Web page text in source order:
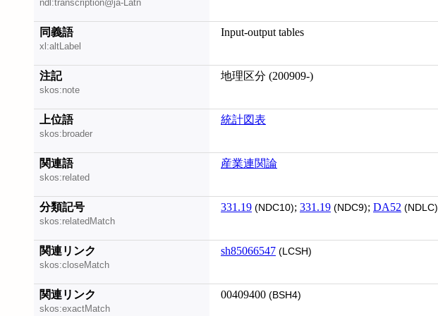
ndl:transcription@ja-Latn
同義語
xl:altLabel
Input-output tables
注記
skos:note
地理区分 (200909-)
上位語
skos:broader
統計図表
関連語
skos:related
産業連関論
分類記号
skos:relatedMatch
331.19 (NDC10); 331.19 (NDC9); DA52 (NDLC)
関連リンク
skos:closeMatch
sh85066547 (LCSH)
関連リンク
skos:exactMatch
00409400 (BSH4)